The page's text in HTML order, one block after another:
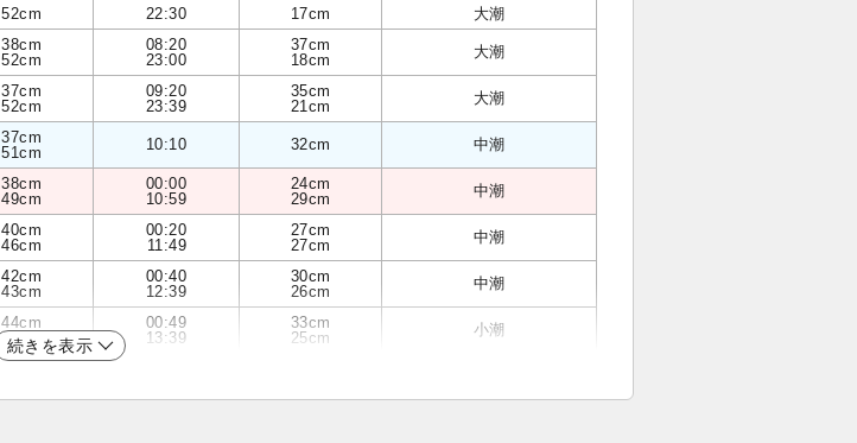
52cm 22:30 17cm 大潮
38cm
52cm
08:20
23:00
37cm
18cm
大潮
37cm
52cm
09:20
23:39
35cm
21cm
大潮
37cm
51cm
10:10 32cm 中潮
38cm
49cm
00:00
10:59
24cm
29cm
中潮
40cm
46cm
00:20
11:49
27cm
27cm
中潮
42cm
43cm
00:40
12:39
30cm
26cm
中潮
44cm
39cm
00:49
13:39
33cm
25cm
小潮
続きを表示